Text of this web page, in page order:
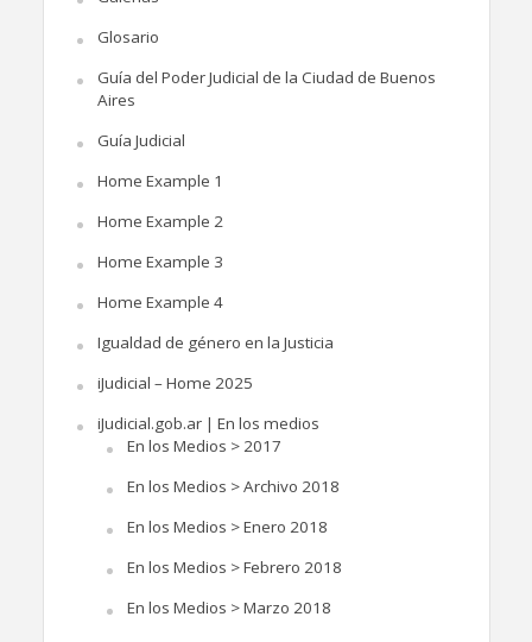
Glosario
Guía del Poder Judicial de la Ciudad de Buenos
Aires
Guía Judicial
Home Example 1
Home Example 2
Home Example 3
Home Example 4
Igualdad de género en la Justicia
iJudicial – Home 2025
iJudicial.gob.ar | En los medios
En los Medios > 2017
En los Medios > Archivo 2018
En los Medios > Enero 2018
En los Medios > Febrero 2018
En los Medios > Marzo 2018